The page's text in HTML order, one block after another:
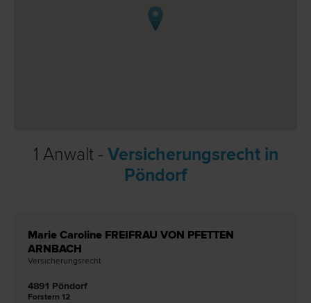
1 Anwalt - Versicherungsrecht in
Pöndorf
Marie Caroline FREIFRAU VON PFETTEN
ARNBACH
Versicherungs­recht
4891 Pöndorf
Forstern 12